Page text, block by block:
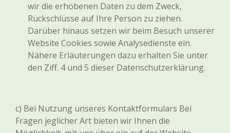
wir die erhobenen Daten zu dem Zweck,
Rückschlüsse auf Ihre Person zu ziehen.
Darüber hinaus setzen wir beim Besuch unserer
Website Cookies sowie Analysedienste ein.
Nähere Erläuterungen dazu erhalten Sie unter
den Ziff. 4 und 5 dieser Datenschutzerklärung.
c) Bei Nutzung unseres Kontaktformulars Bei
Fragen jeglicher Art bieten wir Ihnen die